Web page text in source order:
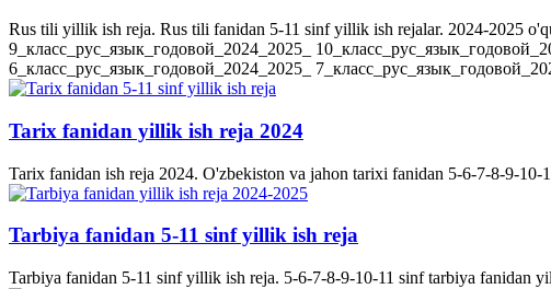
Rus tili yillik ish reja. Rus tili fanidan 5-11 sinf yillik ish rejalar. 2024-2025
9_класс_рус_язык_годовой_2024_2025_
6_класс_рус_язык_годовой_2024_2025_
Tarix fanidan yillik ish reja 2024
Tarix fanidan ish reja 2024. O'zbekiston va jahon tarixi fanidan 5-6-7-8-9-
Tarbiya fanidan 5-11 sinf yillik ish reja
Tarbiya fanidan 5-11 sinf yillik ish reja. 5-6-7-8-9-10-11 sinf tarbiya